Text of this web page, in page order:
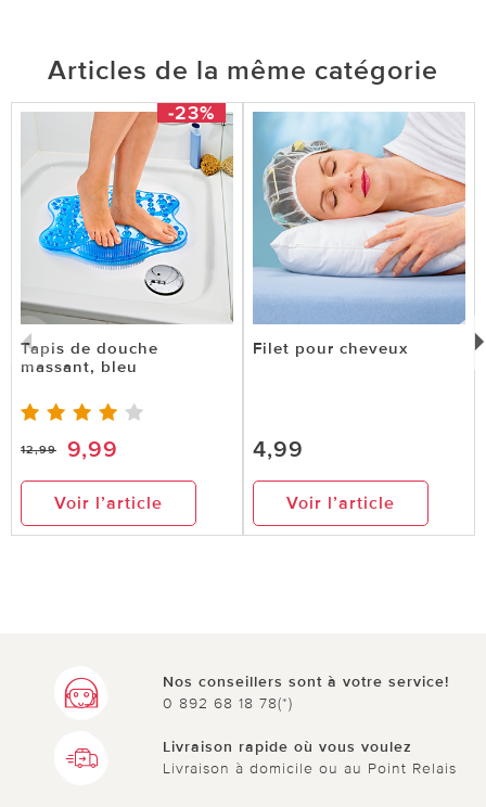
Très bon produit, conforme à mes attentes
0 sur 0 ont trouvé cette évaluation utile.
utile pas utile
Articles de la même catégorie
-23%
Tapis de douche
massant, bleu
12,99 9,99
Voir l’article
Filet pour cheveux
4,99
Voir l’article
Nos conseillers sont à votre service!
0 892 68 18 78(*)
Livraison rapide où vous voulez
Livraison à domicile ou au Point Relais